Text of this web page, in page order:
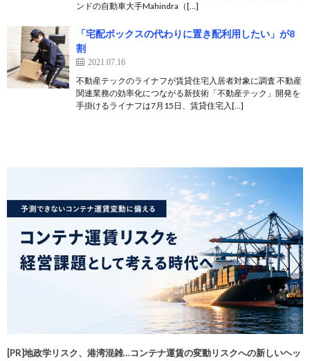
ンドの自動車大手Mahindra（[…]
「宅配ボックスの代わりに置き配利用したい」が8
割
2021.07.16
不動産テックのライナフが賃貸住宅入居者対象に調査 不動産
関連業務の効率化につながる新技術「不動産テック」開発を
手掛けるライナフは7月15日、賃貸住宅入[…]
[PR]地政学リスク、港湾混雑…コンテナ運賃の変動リスクへの新しいヘッ